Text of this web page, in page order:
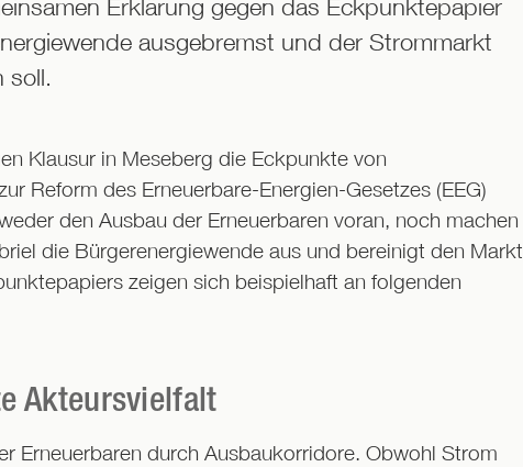
Erklärung gegen das Eckpunktepapier
ausgebremst und der Strommarkt
soll.
Klausur in Meseberg die Eckpunkte von
Reform des Erneuerbare-Energien-Gesetzes (EEG)
den Ausbau der Erneuerbaren voran, noch machen
die Bürgerenergiewende aus und bereinigt den Markt
zeigen sich beispielhaft an folgenden
Akteursvielfalt
Erneuerbaren durch Ausbaukorridore. Obwohl Strom